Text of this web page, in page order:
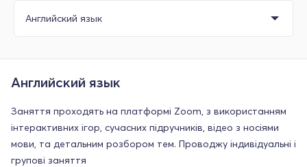
Английский язык
Заняття проходять на платформі Zoom, з використанням
інтерактивних ігор, сучасних підручників, відео з носіями
мови, та детальним розбором тем. Проводжу індивідуальні і
групові заняття